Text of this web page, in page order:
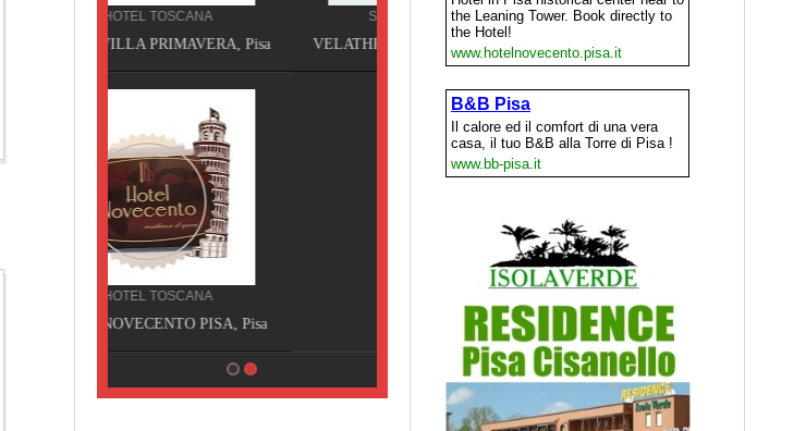
Pisa
PISA, Pisa
SERVIZI TOSCANA
VELATHRI TOUR, Casciana Terme